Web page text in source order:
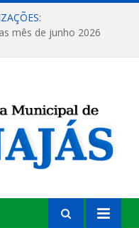
mês de junho 2026